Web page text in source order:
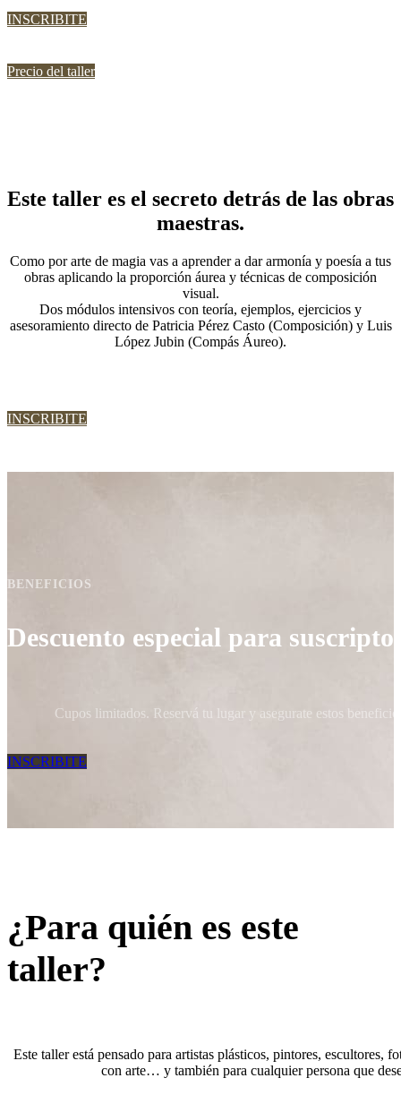
INSCRIBITE
Precio del taller
Este taller es el secreto detrás de las obras
maestras.
Como por arte de magia vas a aprender a dar armonía y poesía a tus
obras aplicando la proporción áurea y técnicas de composición
visual.
Dos módulos intensivos con teoría, ejemplos, ejercicios y
asesoramiento directo de Patricia Pérez Casto (Composición) y Luis
López Jubin (Compás Áureo).
INSCRIBITE
BENEFICIOS
Descuento especial para
Cupos limitados. Reservá tu lugar y asegurate estos
INSCRIBITE
¿Para quién es este
taller?
Este taller está pensado para artistas plásticos, pintores, escultores,
con arte… y también para cualquier persona que